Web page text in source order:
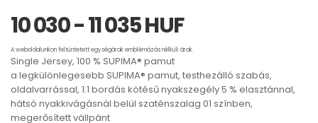
10 030 - 11 035 HUF
A weboldalunkon feltüntetett egységárak emblémázás nélküli árak.
Single Jersey, 100 % SUPIMA® pamut
a legkülönlegesebb SUPIMA® pamut, testhezálló szabás,
oldalvarrással, 1:1 bordás kötésű nyakszegély 5 % elasztánnal,
hátsó nyakkivágásnál belül szaténszalag 01 színben,
megerősített vállpánt